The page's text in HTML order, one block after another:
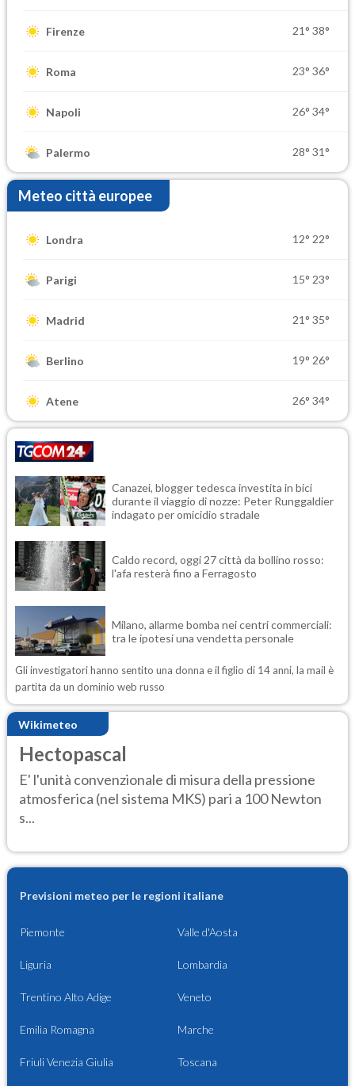
Firenze 21° 38°
Roma 23° 36°
Napoli 26° 34°
Palermo 28° 31°
Meteo città europee
Londra 12° 22°
Parigi 15° 23°
Madrid 21° 35°
Berlino 19° 26°
Atene 26° 34°
Canazei, blogger tedesca investita in bici
durante il viaggio di nozze: Peter Runggaldier
indagato per omicidio stradale
Caldo record, oggi 27 città da bollino rosso:
l'afa resterà fino a Ferragosto
Milano, allarme bomba nei centri commerciali:
tra le ipotesi una vendetta personale
Gli investigatori hanno sentito una donna e il figlio di 14 anni, la mail è
partita da un dominio web russo
Wikimeteo
Hectopascal
E' l'unità convenzionale di misura della pressione
atmosferica (nel sistema MKS) pari a 100 Newton
s...
Previsioni meteo per le regioni italiane
Piemonte Valle d'Aosta
Liguria Lombardia
Trentino Alto Adige Veneto
Emilia Romagna Marche
Friuli Venezia Giulia Toscana